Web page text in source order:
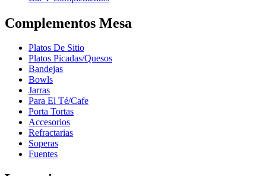
Complementos Mesa
Platos De Sitio
Platos Picadas/Quesos
Bandejas
Bowls
Jarras
Para El Té/Cafe
Porta Tortas
Accesorios
Refractarias
Soperas
Fuentes